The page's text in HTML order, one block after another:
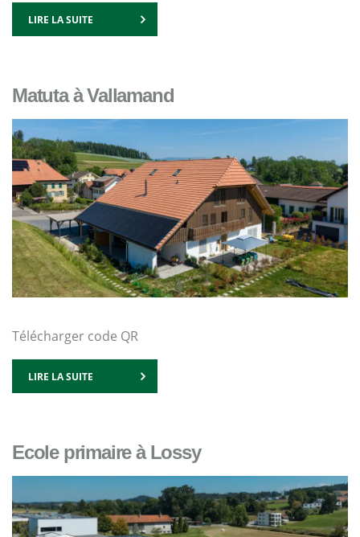
LIRE LA SUITE
Matuta à Vallamand
Télécharger code QR
LIRE LA SUITE
Ecole primaire à Lossy